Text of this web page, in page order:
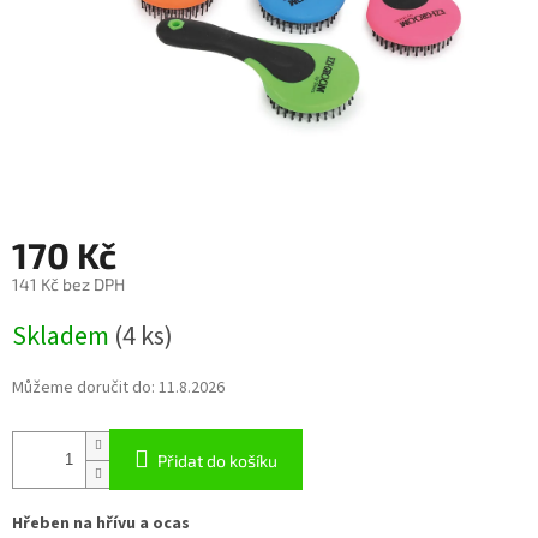
170 Kč
141 Kč bez DPH
cena:
Skladem (4 ks)
Můžeme doručit do: 11.8.2026
Přidat do košíku
Hřeben na hřívu a ocas